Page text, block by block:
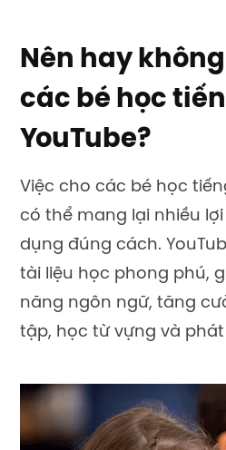
Nên hay
các bé học
YouTube?
Việc cho các bé học
có thể mang lại nhiều
dụng đúng cách.
tài liệu học phong phú,
năng ngôn ngữ, tăng
tập, học từ vựng và